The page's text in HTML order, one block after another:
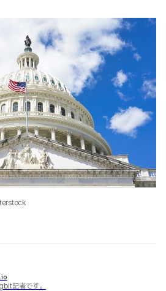
記者です。